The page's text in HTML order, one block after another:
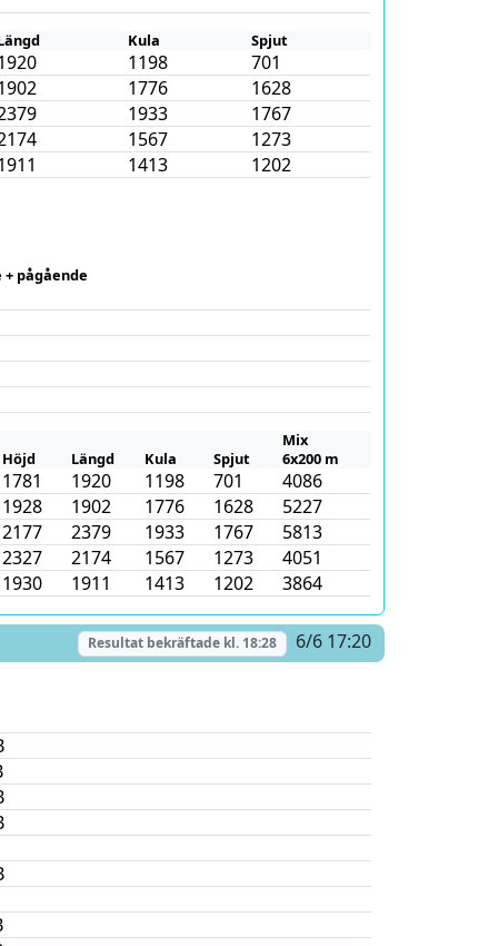
Kula Spjut
1198
701
1776
1628
1933
1767
1567
1273
1413 1202
pågående
Mix
Höjd Längd Kula Spjut 6x200 m
1781 1920 1198 701
4086
1928 1902 1776 1628
5227
2177 2379 1933 1767
5813
2327 2174 1567 1273
4051
1930 1911 1413 1202 3864
Resultat bekräftade kl. 18:28 6/6 17:20